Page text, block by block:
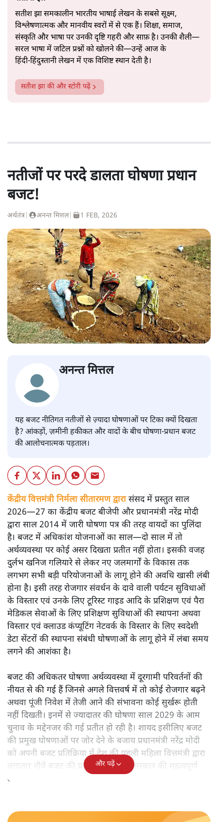
सतीश झा समकालीन भारतीय भाषाई लेखन के सबसे सूक्ष्म,
विश्लेषणात्मक और मानवीय स्वरों में से एक हैं। शिक्षा, समाज,
संस्कृति और भाषा पर उनकी दृष्टि गहरी और साफ़ है। उनकी शैली—
सरल भाषा में जटिल प्रश्नों को खोलने की—उन्हें आज के
हिंदी‑हिंदुस्तानी लेखन में एक विशिष्ट स्थान देती है।
सतीश झा की और स्टोरी पढ़ें
नतीजों पर परदे डालता घोषणा प्रधान
बजट!
अर्थतंत्र अनन्त मित्तल| 1 FEB, 2026
अनन्त मित्तल
यह बजट नीतिगत नतीजों से ज़्यादा घोषणाओं पर टिका क्यों दिखता
है? आंकड़ों, ज़मीनी हकीकत और वादों के बीच घोषणा-प्रधान बजट
की आलोचनात्मक पड़ताल।
केंद्रीय वित्तमंत्री निर्मला सीतारमण द्वारासंसद में प्रस्तुत साल
2026—27 का केंद्रीय बजट बीजेपी और प्रधानमंत्री नरेंद्र मोदी
द्वारा साल 2014 में जारी घोषणा पत्र की तरह वायदों का पुलिंदा
है। बजट में अधिकांश योजनाओं का साल—दो साल में तो
अर्थव्यवस्था पर कोई असर दिखता प्रतीत नहीं होता। इसकी वजह
दुर्लभ खनिज गलियारे से लेकर नए जलमार्गों के विकास तक
लगभग सभी बड़ी परियोजनाओं के लागू होने की अवधि खासी लंबी
होना है। इसी तरह रोजगार संवर्धन के दावे वाली पर्यटन सुविधाओं
के विस्तार एवं उनके लिए टूरिस्ट गाइड आदि के प्रशिक्षण एवं पैरा
मेडिकल सेवाओं के लिए प्रशिक्षण सुविधाओं की स्थापना अथवा
विस्तार एवं क्लाउड कंप्यूटिंग नेटवर्क के विस्तार के लिए स्वदेशी
डेटा सेंटरों की स्थापना संबंधी घोषणाओं के लागू होने में लंबा समय
लगने की आशंका है।
बजट की अधिकतर घोषणा अर्थव्यवस्था में दूरगामी परिवर्तनों की
नीयत से की गई हैं जिनसे अगले वित्तवर्ष में तो कोई रोजगार बढ़ने
अथवा पूंजी निवेश में तेजी आने की संभावना कोई सुर्खरू होती
नहीं दिखती। इनमें से ज्यादातर की घोषणा साल 2029 के आम
चुनाव के मद्देनजर की गई प्रतीत हो रही है। शायद इसीलिए बजट
की प्रमुख घोषणाओं पर जोर देने के बजाय प्रधानमंत्री नरेंद्र मोदी
को अपनी बजट प्रतिक्रिया में देश की पहली महिला वित्तमंत्री द्वारा
लगातार नौवें बजट की प्रस्तुति को अपनी सरकार की महत्वपूर्ण
उपलब्धि बताने पर मजबूर होना पड़ा।
और पढ़ें